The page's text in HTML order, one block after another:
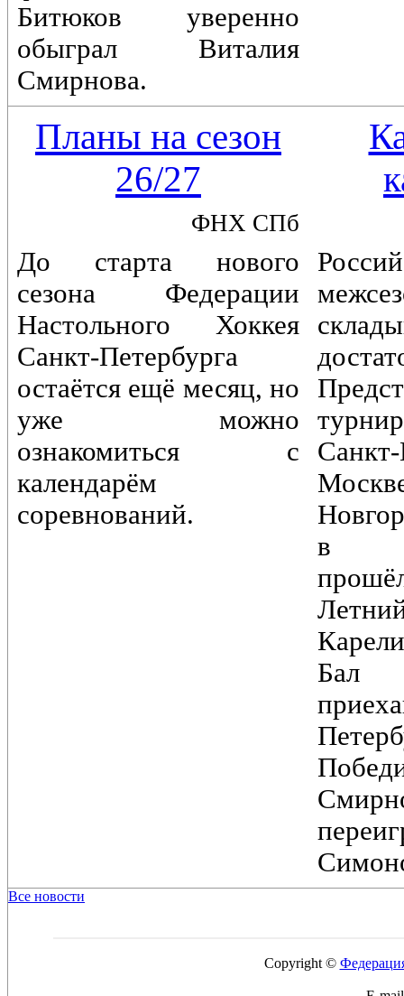
Битюков уверенно
обыграл Виталия
Смирнова.
Планы на сезон
26/27
ФНХ СПб
До старта нового
сезона Федерации
Настольного Хоккея
Санкт-Петербурга
остаётся ещё месяц, но
уже можно
ознакомиться с
календарём
соревнований.
в
Все новости
Copyright ©